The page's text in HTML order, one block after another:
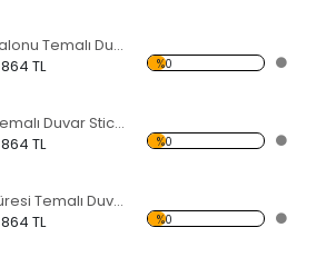
Hava Balonu Temalı Duvar Sticker
864 TL %0
Aslan Temalı Duvar Sticker
864 TL %0
Yıldız Küresi Temalı Duvar Sticker
864 TL %0